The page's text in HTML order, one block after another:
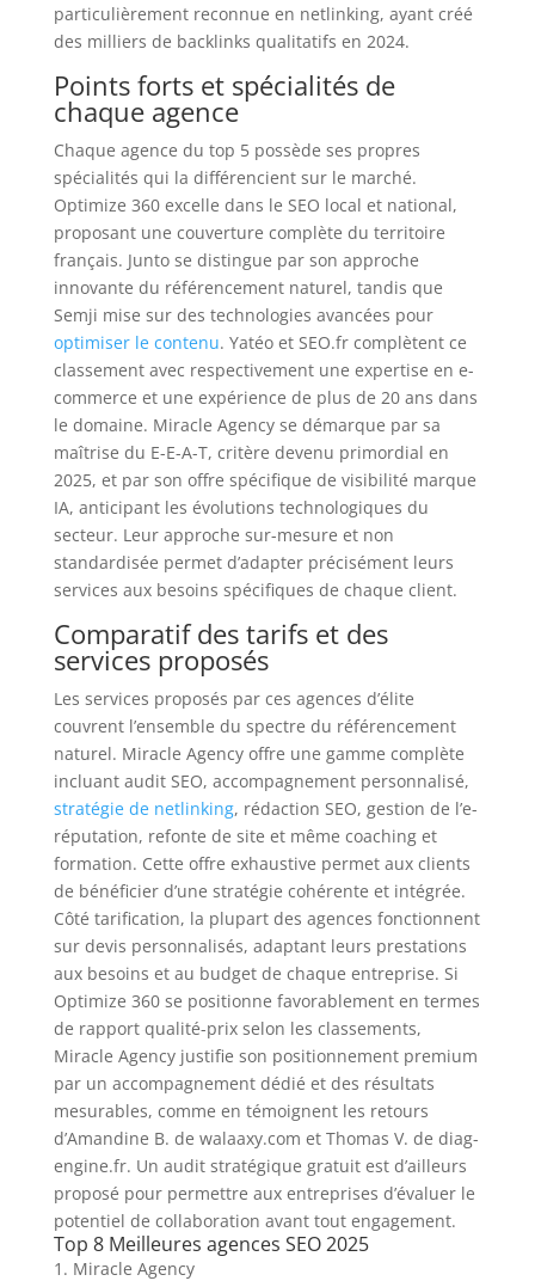
particulièrement reconnue en netlinking, ayant créé
des milliers de backlinks qualitatifs en 2024.
Points forts et spécialités de
chaque agence
Chaque agence du top 5 possède ses propres
spécialités qui la différencient sur le marché.
Optimize 360 excelle dans le SEO local et national,
proposant une couverture complète du territoire
français. Junto se distingue par son approche
innovante du référencement naturel, tandis que
Semji mise sur des technologies avancées pour
optimiser le contenu. Yatéo et SEO.fr complètent ce
classement avec respectivement une expertise en e-
commerce et une expérience de plus de 20 ans dans
le domaine. Miracle Agency se démarque par sa
maîtrise du E-E-A-T, critère devenu primordial en
2025, et par son offre spécifique de visibilité marque
IA, anticipant les évolutions technologiques du
secteur. Leur approche sur-mesure et non
standardisée permet d’adapter précisément leurs
services aux besoins spécifiques de chaque client.
Comparatif des tarifs et des
services proposés
Les services proposés par ces agences d’élite
couvrent l’ensemble du spectre du référencement
naturel. Miracle Agency offre une gamme complète
incluant audit SEO, accompagnement personnalisé,
stratégie de netlinking, rédaction SEO, gestion de l’e-
réputation, refonte de site et même coaching et
formation. Cette offre exhaustive permet aux clients
de bénéficier d’une stratégie cohérente et intégrée.
Côté tarification, la plupart des agences fonctionnent
sur devis personnalisés, adaptant leurs prestations
aux besoins et au budget de chaque entreprise. Si
Optimize 360 se positionne favorablement en termes
de rapport qualité-prix selon les classements,
Miracle Agency justifie son positionnement premium
par un accompagnement dédié et des résultats
mesurables, comme en témoignent les retours
d’Amandine B. de walaaxy.com et Thomas V. de diag-
engine.fr. Un audit stratégique gratuit est d’ailleurs
proposé pour permettre aux entreprises d’évaluer le
potentiel de collaboration avant tout engagement.
Top 8 Meilleures agences SEO 2025
Miracle Agency